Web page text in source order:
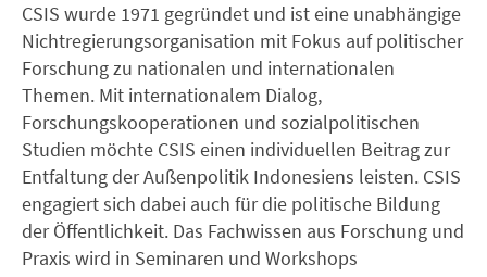
CSIS wurde 1971 gegründet und ist eine unabhängige
Nichtregierungsorganisation mit Fokus auf politischer
Forschung zu nationalen und internationalen
Themen. Mit internationalem Dialog,
Forschungskooperationen und sozialpolitischen
Studien möchte CSIS einen individuellen Beitrag zur
Entfaltung der Außenpolitik Indonesiens leisten. CSIS
engagiert sich dabei auch für die politische Bildung
der Öffentlichkeit. Das Fachwissen aus Forschung und
Praxis wird in Seminaren und Workshops